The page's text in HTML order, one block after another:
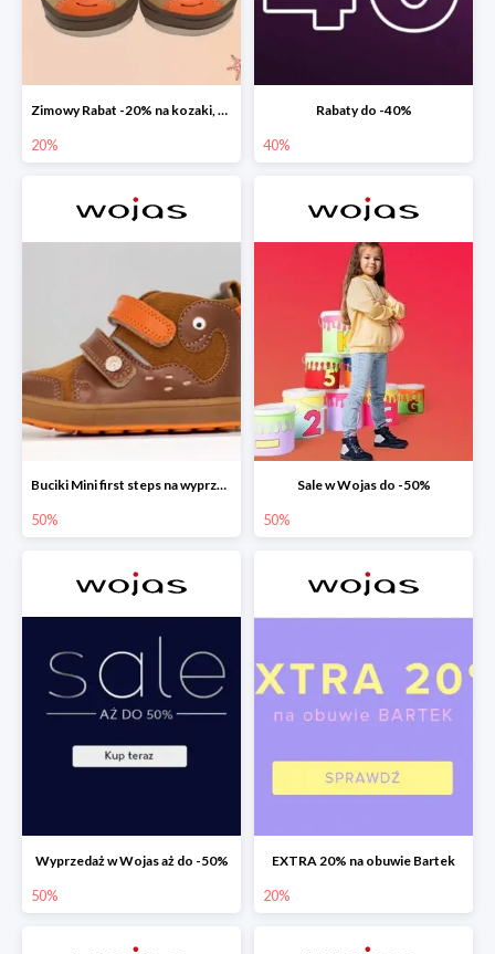
Zimowy Rabat -20% na kozaki, botki, trzewiki, wyprzedaż
20%
Rabaty do -40%
40%
Buciki Mini first steps na wyprzedaży
50%
Sale w Wojas do -50%
50%
Wyprzedaż w Wojas aż do -50%
50%
EXTRA 20% na obuwie Bartek
20%